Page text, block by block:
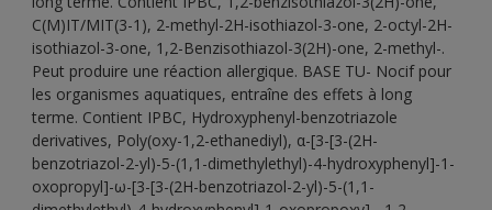
C(M)IT/MIT(3-1), 2-methyl-2H-isothiazol-3-one, 2-octyl-2H-
isothiazol-3-one, 1,2-Benzisothiazol-3(2H)-one, 2-methyl-.
Peut produire une réaction allergique. BASE TU- Nocif pour
les organismes aquatiques, entraîne des effets à long
terme. Contient IPBC, Hydroxyphenyl-benzotriazole
derivatives, Poly(oxy-1,2-ethanediyl), α-[3-[3-(2H-
benzotriazol-2-yl)-5-(1,1-dimethylethyl)-4-hydroxyphenyl]-1-
oxopropyl]-ω-[3-[3-(2H-benzotriazol-2-yl)-5-(1,1-